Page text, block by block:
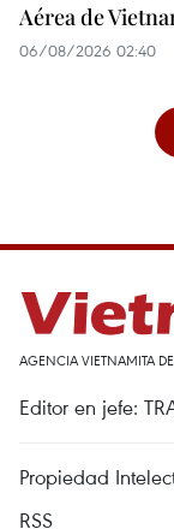
Aérea de
06/08/2026 02:40
AGENCIA VIETNAMITA
Editor en jefe:
Propiedad
RSS